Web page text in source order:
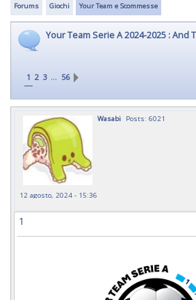
Forums Giochi Your Team e Scommesse
Your Team Serie A 2024-2025 : And
1 2 3 … 56
Wasabi Posts: 6021
12 agosto, 2024 - 15:36
1